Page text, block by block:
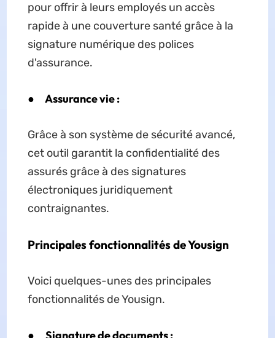
pour offrir à leurs employés un accès
rapide à une couverture santé grâce à la
signature numérique des polices
d'assurance.
● Assurance vie :
Grâce à son système de sécurité avancé,
cet outil garantit la confidentialité des
assurés grâce à des signatures
électroniques juridiquement
contraignantes.
Principales fonctionnalités de Yousign
Voici quelques-unes des principales
fonctionnalités de Yousign.